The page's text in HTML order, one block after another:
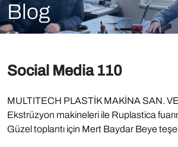
Blog
Social Media 110
MULTITECH PLASTİK MAKİNA SAN.
Ekstrüzyon makineleri ile Ruplastica
Güzel toplantı için Mert Baydar Beye